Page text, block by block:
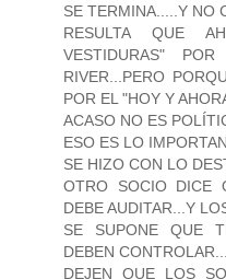
SE TERMINA.....Y NO
RESULTA QUE
VESTIDURAS"
RIVER...PERO
POR EL "HOY Y
ACASO NO ES
ESO ES LO
SE HIZO CON LO
OTRO SOCIO DICE
DEBE AUDITAR...Y
SE SUPONE QUE
DEBEN CONTROLAR....
DEJEN QUE LOS